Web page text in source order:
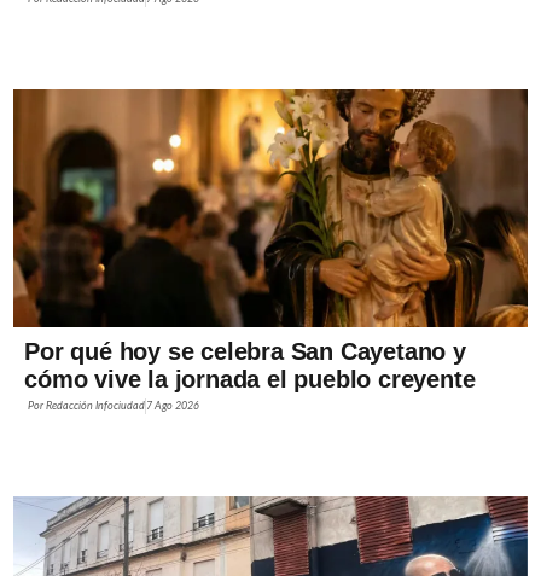
Por qué hoy se celebra San Cayetano y
cómo vive la jornada el pueblo creyente
PorRedacción Infociudad 7 Ago 2026